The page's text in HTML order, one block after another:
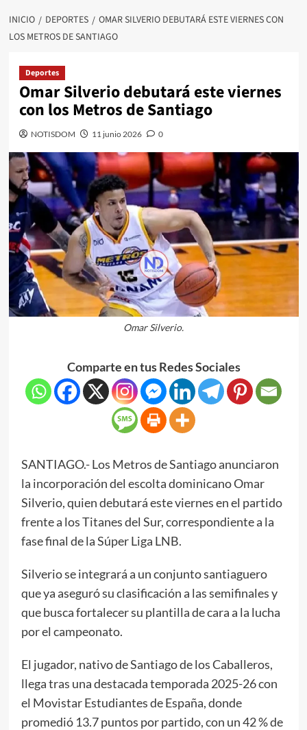
INICIO DEPORTES
OMAR SILVERIO DEBUTARÁ ESTE VIERNES CON
LOS METROS DE SANTIAGO
Deportes
Omar Silverio debutará este viernes
con los Metros de Santiago
NOTISDOM 11 junio 2026 0
Omar Silverio.
Comparte en tus Redes Sociales
SANTIAGO.- Los Metros de Santiago anunciaron
la incorporación del escolta dominicano Omar
Silverio, quien debutará este viernes en el partido
frente a los Titanes del Sur, correspondiente a la
fase final de la Súper Liga LNB.
Silverio se integrará a un conjunto santiaguero
que ya aseguró su clasificación a las semifinales y
que busca fortalecer su plantilla de cara a la lucha
por el campeonato.
El jugador, nativo de Santiago de los Caballeros,
llega tras una destacada temporada 2025-26 con
el Movistar Estudiantes de España, donde
promedió 13.7 puntos por partido, con un 42 % de